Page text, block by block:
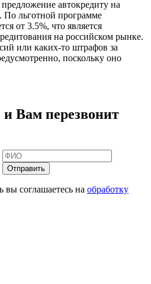
автокредиту на
льготной программе
от 3.5%, что является
на российском рынке.
или каких-то штрафов за
поскольку оно
и Вам перезвонит
Отправить
соглашаетесь на обработку